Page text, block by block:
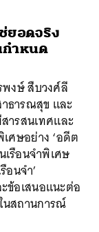
ช่ยอดจริง
ำหนด
งษ์ สืบวงศ์ลี
ธารณสุข และ
ารสนเทศและ
ศษอย่าง ‘อดีต
รือนจำพิเศษ
อนจำ’
ข้อเสนอแนะต่อ
นสถานการณ์